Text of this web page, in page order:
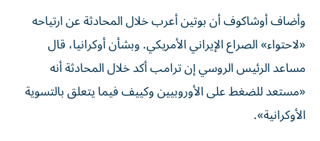
وأضاف أوشاكوف أن بوتين أعرب خلال المحادثة عن ارتياحه
«لاحتواء» الصراع الإيراني الأمريكي. وبشأن أوكرانيا، قال
مساعد الرئيس الروسي إن ترامب أكد خلال المحادثة أنه
«مستعد للضغط على الأوروبيين وكييف فيما يتعلق بالتسوية
الأوكرانية».